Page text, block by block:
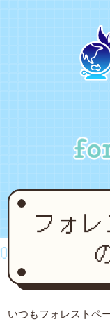
いつもフォレストペ